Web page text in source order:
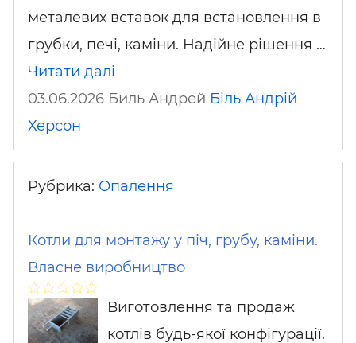
металевих вставок для встановлення в
грубки, печі, каміни. Надійне рішення …
Читати далі
03.06.2026 Биль Андрей Біль Андрій
Херсон
Рубрика: Опалення
Котли для монтажу у піч, грубу, каміни.
Власне виробництво
Виготовлення та продаж
котлів будь-якої конфігурації.